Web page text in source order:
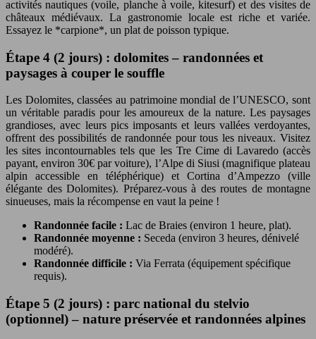
activités nautiques (voile, planche à voile, kitesurf) et des visites de
châteaux médiévaux. La gastronomie locale est riche et variée.
Essayez le *carpione*, un plat de poisson typique.
Étape 4 (2 jours) : dolomites – randonnées et
paysages à couper le souffle
Les Dolomites, classées au patrimoine mondial de l’UNESCO, sont
un véritable paradis pour les amoureux de la nature. Les paysages
grandioses, avec leurs pics imposants et leurs vallées verdoyantes,
offrent des possibilités de randonnée pour tous les niveaux. Visitez
les sites incontournables tels que les Tre Cime di Lavaredo (accès
payant, environ 30€ par voiture), l’Alpe di Siusi (magnifique plateau
alpin accessible en téléphérique) et Cortina d’Ampezzo (ville
élégante des Dolomites). Préparez-vous à des routes de montagne
sinueuses, mais la récompense en vaut la peine !
Randonnée facile : Lac de Braies (environ 1 heure, plat).
Randonnée moyenne : Seceda (environ 3 heures, dénivelé
modéré).
Randonnée difficile : Via Ferrata (équipement spécifique
requis).
Étape 5 (2 jours) : parc national du stelvio
(optionnel) – nature préservée et randonnées alpines